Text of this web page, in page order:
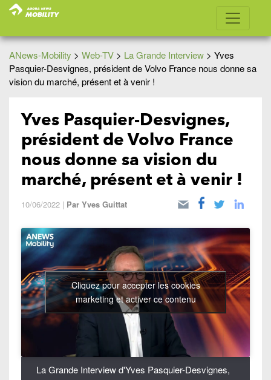
ANews-Mobility > Web-TV > La Grande Interview > Yves
Pasquier-Desvignes, président de Volvo France nous donne sa
vision du marché, présent et à venir !
Yves Pasquier-Desvignes,
président de Volvo France
nous donne sa vision du
marché, présent et à venir !
10/06/2022 | Par Yves Guittat
Cliquez pour accepter les cookies
marketing et activer ce contenu
La Grande Interview d'Yves Pasquier-Desvignes,